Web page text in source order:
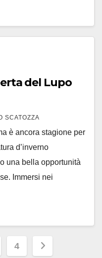
del Lupo
SCATOZZA
è ancora stagione per
d’inverno
una bella opportunità
Immersi nei
4